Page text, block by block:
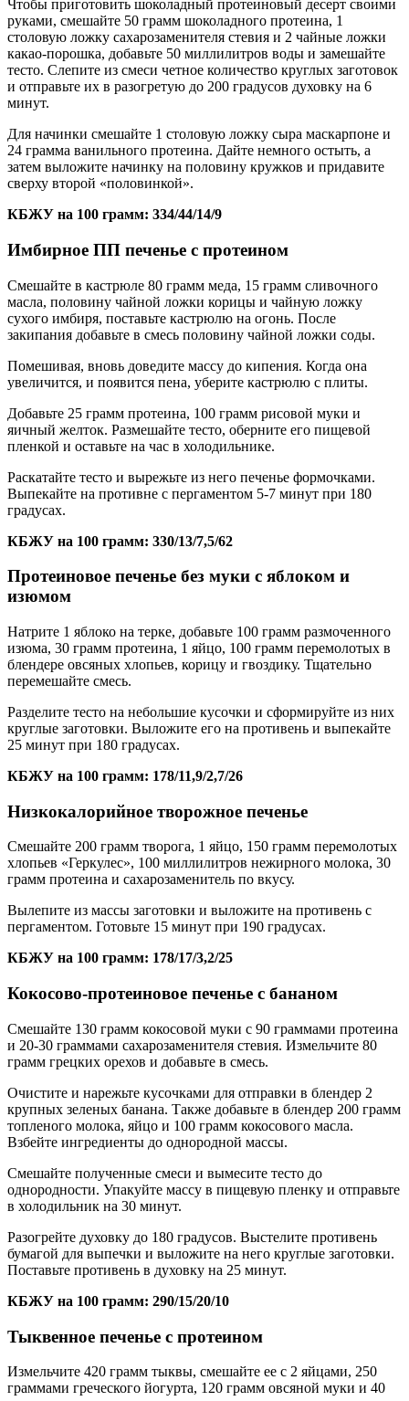
Чтобы приготовить шоколадный протеиновый десерт своими
руками, смешайте 50 грамм шоколадного протеина, 1
столовую ложку сахарозаменителя стевия и 2 чайные ложки
какао-порошка, добавьте 50 миллилитров воды и замешайте
тесто. Слепите из смеси четное количество круглых заготовок
и отправьте их в разогретую до 200 градусов духовку на 6
минут.
Для начинки смешайте 1 столовую ложку сыра маскарпоне и
24 грамма ванильного протеина. Дайте немного остыть, а
затем выложите начинку на половину кружков и придавите
сверху второй «половинкой».
КБЖУ на 100 грамм: 334/44/14/9
Имбирное ПП печенье с протеином
Смешайте в кастрюле 80 грамм меда, 15 грамм сливочного
масла, половину чайной ложки корицы и чайную ложку
сухого имбиря, поставьте кастрюлю на огонь. После
закипания добавьте в смесь половину чайной ложки соды.
Помешивая, вновь доведите массу до кипения. Когда она
увеличится, и появится пена, уберите кастрюлю с плиты.
Добавьте 25 грамм протеина, 100 грамм рисовой муки и
яичный желток. Размешайте тесто, оберните его пищевой
пленкой и оставьте на час в холодильнике.
Раскатайте тесто и вырежьте из него печенье формочками.
Выпекайте на противне с пергаментом 5-7 минут при 180
градусах.
КБЖУ на 100 грамм: 330/13/7,5/62
Протеиновое печенье без муки с яблоком и
изюмом
Натрите 1 яблоко на терке, добавьте 100 грамм размоченного
изюма, 30 грамм протеина, 1 яйцо, 100 грамм перемолотых в
блендере овсяных хлопьев, корицу и гвоздику. Тщательно
перемешайте смесь.
Разделите тесто на небольшие кусочки и сформируйте из них
круглые заготовки. Выложите его на противень и выпекайте
25 минут при 180 градусах.
КБЖУ на 100 грамм: 178/11,9/2,7/26
Низкокалорийное творожное печенье
Смешайте 200 грамм творога, 1 яйцо, 150 грамм перемолотых
хлопьев «Геркулес», 100 миллилитров нежирного молока, 30
грамм протеина и сахарозаменитель по вкусу.
Вылепите из массы заготовки и выложите на противень с
пергаментом. Готовьте 15 минут при 190 градусах.
КБЖУ на 100 грамм: 178/17/3,2/25
Кокосово-протеиновое печенье с бананом
Смешайте 130 грамм кокосовой муки с 90 граммами протеина
и 20-30 граммами сахарозаменителя стевия. Измельчите 80
грамм грецких орехов и добавьте в смесь.
Очистите и нарежьте кусочками для отправки в блендер 2
крупных зеленых банана. Также добавьте в блендер 200 грамм
топленого молока, яйцо и 100 грамм кокосового масла.
Взбейте ингредиенты до однородной массы.
Смешайте полученные смеси и вымесите тесто до
однородности. Упакуйте массу в пищевую пленку и отправьте
в холодильник на 30 минут.
Разогрейте духовку до 180 градусов. Выстелите противень
бумагой для выпечки и выложите на него круглые заготовки.
Поставьте противень в духовку на 25 минут.
КБЖУ на 100 грамм: 290/15/20/10
Тыквенное печенье с протеином
Измельчите 420 грамм тыквы, смешайте ее с 2 яйцами, 250
граммами греческого йогурта, 120 грамм овсяной муки и 40